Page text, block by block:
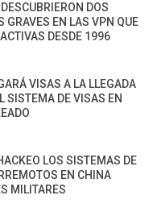
DOS
GRAVES EN LAS VPN QUE
DESDE 1996
VISAS A LA LLEGADA
SISTEMA DE VISAS EN
LOS SISTEMAS DE
EN CHINA
MILITARES